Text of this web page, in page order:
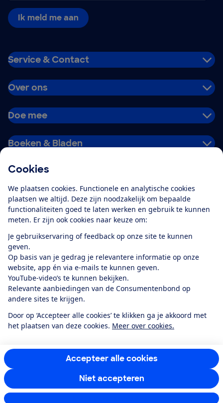
Cookies
We plaatsen cookies. Functionele en analytische cookies
plaatsen we altijd. Deze zijn noodzakelijk om bepaalde
functionaliteiten goed te laten werken en gebruik te kunnen
meten. Er zijn ook cookies naar keuze om:
Je gebruikservaring of feedback op onze site te kunnen
geven.
Op basis van je gedrag je relevantere informatie op onze
website, app én via e-mails te kunnen geven.
YouTube-video’s te kunnen bekijken.
Relevante aanbiedingen van de Consumentenbond op
andere sites te krijgen.
Door op ‘Accepteer alle cookies’ te klikken ga je akkoord met
het plaatsen van deze cookies. Meer over cookies.
Accepteer alle cookies
Niet accepteren
Ik meld me aan
Service & Contact
Over ons
Doe mee
Boeken & Bladen
Alles over de
app
Algemene Voorwaarden
Privacyverklaring
Cookiebeleid
Privacyvoorkeuren
Toegankelijkheid
RSS-feed nieuws
Facebook
TwitterInstagram
YoutubeLinkedIn
12.901consumentenbeoordelen de Consumentenbondmet gemiddeld